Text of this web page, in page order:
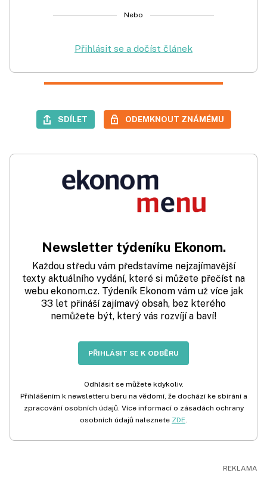
Nebo
Přihlásit se a dočíst článek
SDÍLET ODEMKNOUT ZNÁMÉMU
Newsletter týdeníku Ekonom.
Každou středu vám představíme nejzajímavější
texty aktuálního vydání, které si můžete přečíst na
webu ekonom.cz. Týdeník Ekonom vám už více jak
33 let přináší zajímavý obsah, bez kterého
nemůžete být, který vás rozvíjí a baví!
PŘIHLÁSIT SE K ODBĚRU
Odhlásit se můžete kdykoliv.
Přihlášením k newsletteru beru na vědomí, že dochází ke sbírání a
zpracování osobních údajů. Více informací o zásadách ochrany
osobních údajů naleznete ZDE.